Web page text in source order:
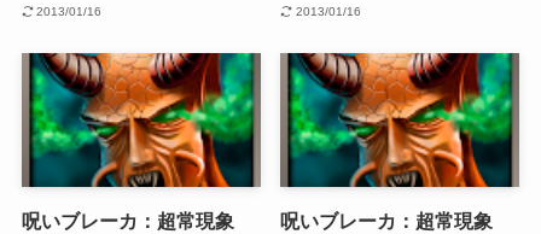
2013/01/16 2013/01/16
呪いブレーカ：超常現象
呪いブレーカ：超常現象